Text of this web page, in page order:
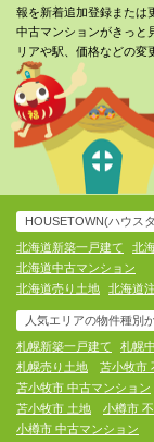
報を新着追加登録または
中古マンションがきっと
リアや駅、価格などの変
HOUSETOWN(ハウス
北海道新築一戸建て
北
北海道中古マンション
北海道売り土地
北海道
人気エリアの物件種別
札幌新築一戸建て
札幌
札幌売り土地
苫小牧市
苫小牧市 中古マンション
苫小牧市 土地
小樽市
小樽市 中古マンション